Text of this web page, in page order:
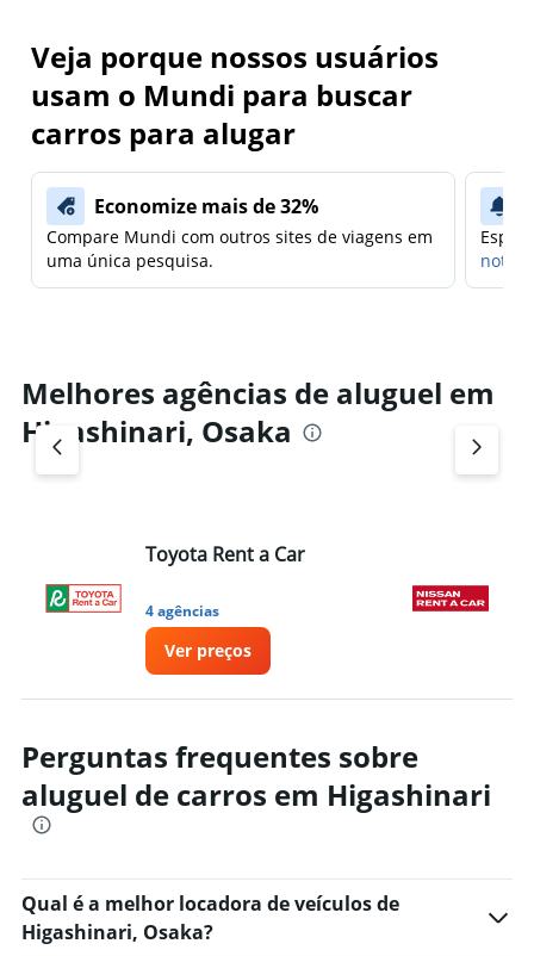
Veja porque nossos usuários
usam o Mundi para buscar
carros para alugar
Economize mais de 32%
Compare Mundi com outros sites de viagens em
uma única pesquisa.
Melhores agências de aluguel em
Higashinari, Osaka
Toyota Rent a Car
4 agências
Ver preços
Perguntas frequentes sobre
aluguel de carros em Higashinari
Qual é a melhor locadora de veículos de
Higashinari, Osaka?